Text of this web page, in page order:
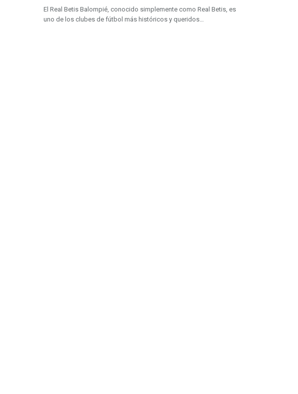
El Real Betis Balompié, conocido simplemente como Real Betis, es
uno de los clubes de fútbol más históricos y queridos…